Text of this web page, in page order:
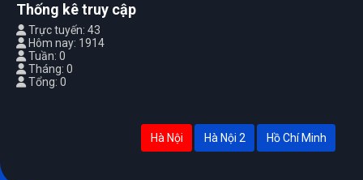
Thống kê truy cập
Trực tuyến: 43
Hôm nay: 1914
Tuần: 0
Tháng: 0
Tổng: 0
Hà Nội Hà Nội 2 Hồ Chí Minh